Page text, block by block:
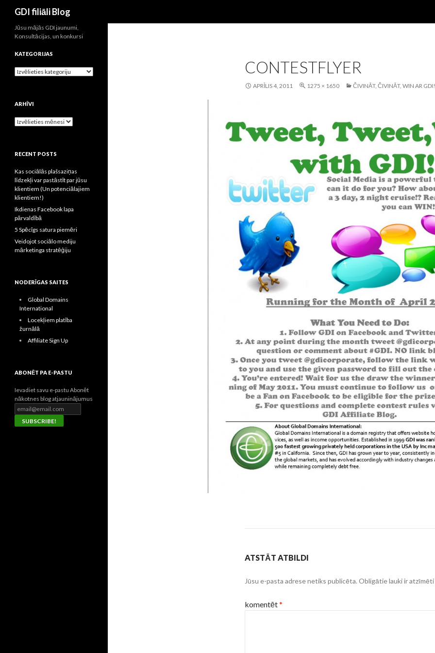
GDI filiāli Blog
CONTESTFLYER
APRĪLIS 4, 2011 1275 × 1650 ČIVINĀT, ČIVINĀT, WIN AR GDI!
ATSTĀT ATBILDI
Jūsu e-pasta adrese netiks publicēta. Obligātie lauki ir atzīmēti
komentēt*
Jūsu mājās GDI jaunumi,
Konsultācijas, un konkursi
KATEGORIJAS
Kategorijas
ARHĪVI
Arhīvi
RECENT POSTS
Kas sociālās plašsaziņas
līdzekļi var pastāstīt par jūsu
klientiem (Un potenciālajiem
klientiem!)
Ikdienas Facebook lapa
pārvaldībā
5 Spēcīgs satura piemēri
Veidojot sociālo mediju
mārketinga stratēģiju
NODERĪGAS SAITES
Global Domains
International
Locekļiem platība
žurnālā
Affiliate Sign Up
ABONĒT PA E-PASTU
Ievadiet savu e-pastu Abonēt
nākotnes blog atjauninājumus